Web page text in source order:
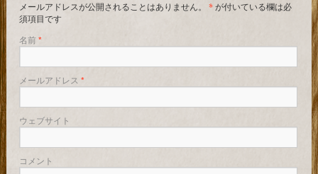
メールアドレスが公開されることはありません。 *が付いている欄は必
須項目です
名前*
メールアドレス *
ウェブサイト
コメント